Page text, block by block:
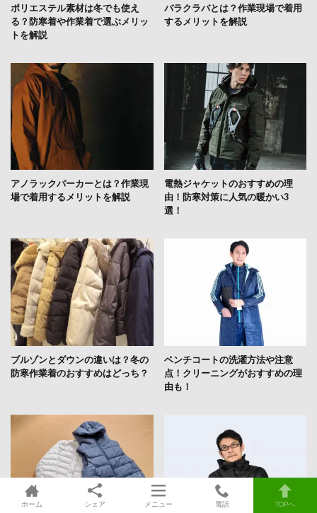
ポリエステル素材は冬でも使え
る？防寒着や作業着で選ぶメリッ
トを解説
バラクラバとは？作業現場で着用
するメリットを解説
アノラックパーカーとは？作業現
場で着用するメリットを解説
電熱ジャケットのおすすめの理
由！防寒対策に人気の暖かい3
選！
ブルゾンとダウンの違いは？冬の
防寒作業着のおすすめはどっち？
ベンチコートの洗濯方法や注意
点！クリーニングがおすすめの理
由も！
ホーム シェア メニュー 電話 TOPへ